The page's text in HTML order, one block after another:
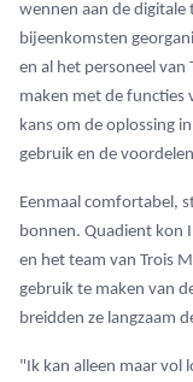
wennen aan de
bijeenkomsten
en al het personeel
maken met de functies
kans om de oplossing
gebruik en de
Eenmaal comfortabel,
bonnen. Quadient kon
en het team van Trois
gebruik te maken van
breidden ze langzaam
"Ik kan alleen maar vol